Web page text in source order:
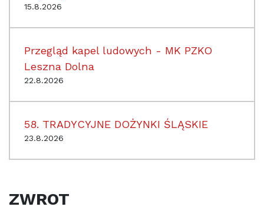
15.8.2026
Przegląd kapel ludowych - MK PZKO
Leszna Dolna
22.8.2026
58. TRADYCYJNE DOŻYNKI ŚLĄSKIE
23.8.2026
ZWROT